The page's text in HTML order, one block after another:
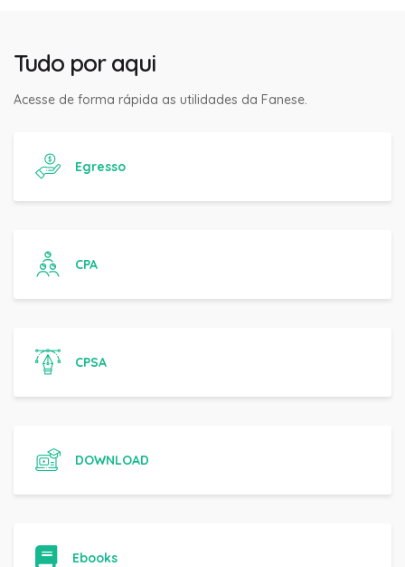
Tudo por aqui
Acesse de forma rápida as utilidades da Fanese.
Egresso
CPA
CPSA
DOWNLOAD
Ebooks